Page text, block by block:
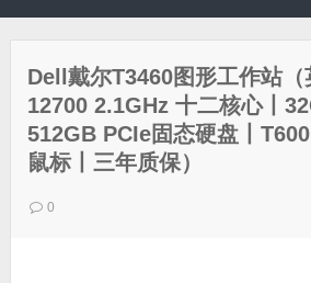
Dell戴尔T3460图形工作站（
12700 2.1GHz 十二核心丨
512GB PCIe固态硬盘丨
鼠标丨三年质保）
0